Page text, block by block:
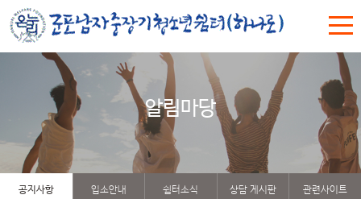
알림마당
공지사항 입소안내 쉼터소식 상담 게시판 관련사이트